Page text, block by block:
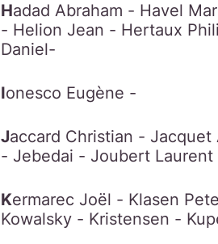
Hadad Abraham - Havel
- Helion Jean - Hertaux
Daniel-
Ionesco Eugène -
Jaccard Christian -
- Jebedai - Joubert
Kermarec Joël - Klasen
Kowalsky - Kristensen -